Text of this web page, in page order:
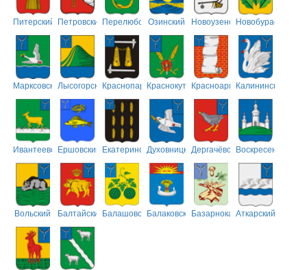
Питерский ПетровскийПерелюбскийОзинский НовоузенскийНовобурасский
МарксовскийЛысогорскийКраснопартизанский
КраснокутскийКрасноармейский
Калининский
ИвантеевскийЕршовский ЕкатериновскийДуховницкийДергачёвскийВоскресенский
Вольский БалтайскийБалашовскийБалаковскийБазарнокарабулакский
Аткарский